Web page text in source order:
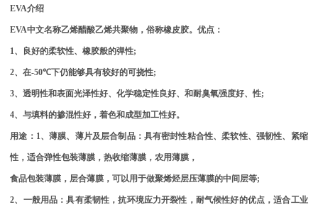
EVA介绍
EVA中文名称乙烯醋酸乙烯共聚物，俗称橡皮胶。优点：
1、良好的柔软性、橡胶般的弹性;
2、在-50℃下仍能够具有较好的可挠性;
3、透明性和表面光泽性好、化学稳定性良好、和耐臭氧强度好、性;
4、与填料的掺混性好，着色和成型加工性好。
用途： 1、薄膜、薄片及层合制品：具有密封性粘合性、柔软性、强韧性、紧缩
性，适合弹性包装薄膜，热收缩薄膜，农用薄膜，
食品包装薄膜，层合薄膜，可以用于做聚烯烃层压薄膜的中间层等;
2、一般用品：具有柔韧性，抗环境应力开裂性，耐气候性好的优点，适合工业